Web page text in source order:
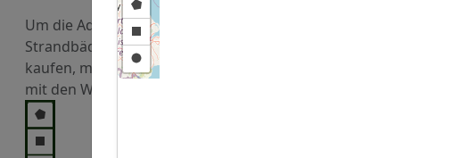
Um die Adressen von
Strandbäder zu
kaufen, markieren Sie
mit den Werkzeugen